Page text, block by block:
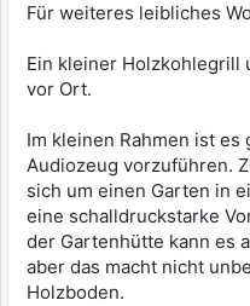
Für weiteres leibliches
Ein kleiner Holzkohlegrill
vor Ort.
Im kleinen Rahmen ist
Audiozeug vorzuführen.
sich um einen Garten in
eine schalldruckstarke
der Gartenhütte kann es
aber das macht nicht
Holzboden.